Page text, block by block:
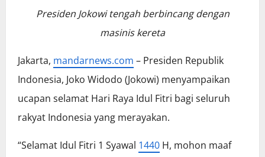
Presiden Jokowi tengah berbincang dengan
masinis kereta
Jakarta, mandarnews.com – Presiden Republik
Indonesia, Joko Widodo (Jokowi) menyampaikan
ucapan selamat Hari Raya Idul Fitri bagi seluruh
rakyat Indonesia yang merayakan.
“Selamat Idul Fitri 1 Syawal 1440 H, mohon maaf